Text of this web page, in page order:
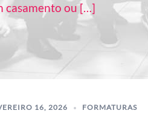
casamento ou […]
16, 2026 FORMATURAS